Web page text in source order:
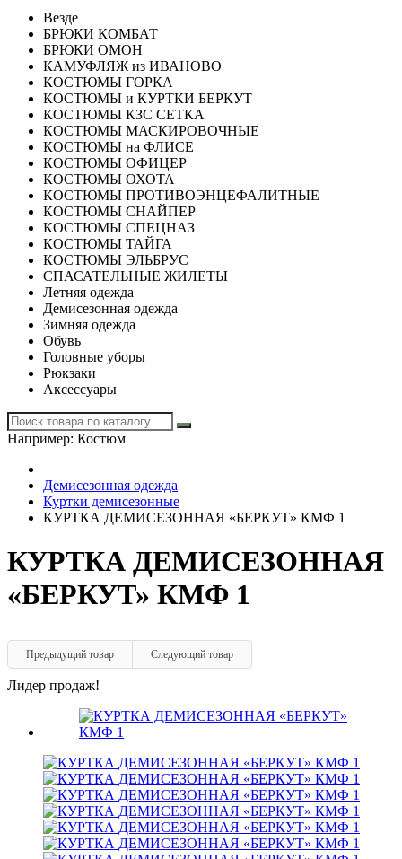
Везде
БРЮКИ КОМБАТ
БРЮКИ ОМОН
КАМУФЛЯЖ из ИВАНОВО
КОСТЮМЫ ГОРКА
КОСТЮМЫ и КУРТКИ БЕРКУТ
КОСТЮМЫ КЗС СЕТКА
КОСТЮМЫ МАСКИРОВОЧНЫЕ
КОСТЮМЫ на ФЛИСЕ
КОСТЮМЫ ОФИЦЕР
КОСТЮМЫ ОХОТА
КОСТЮМЫ ПРОТИВОЭНЦЕФАЛИТНЫЕ
КОСТЮМЫ СНАЙПЕР
КОСТЮМЫ СПЕЦНАЗ
КОСТЮМЫ ТАЙГА
КОСТЮМЫ ЭЛЬБРУС
СПАСАТЕЛЬНЫЕ ЖИЛЕТЫ
Летняя одежда
Демисезонная одежда
Зимняя одежда
Обувь
Головные уборы
Рюкзаки
Аксессуары
Например: Костюм
Демисезонная одежда
Куртки демисезонные
КУРТКА ДЕМИСЕЗОННАЯ «БЕРКУТ» КМФ 1
КУРТКА ДЕМИСЕЗОННАЯ
«БЕРКУТ» КМФ 1
Предыдущий товар Следующий товар
Лидер продаж!